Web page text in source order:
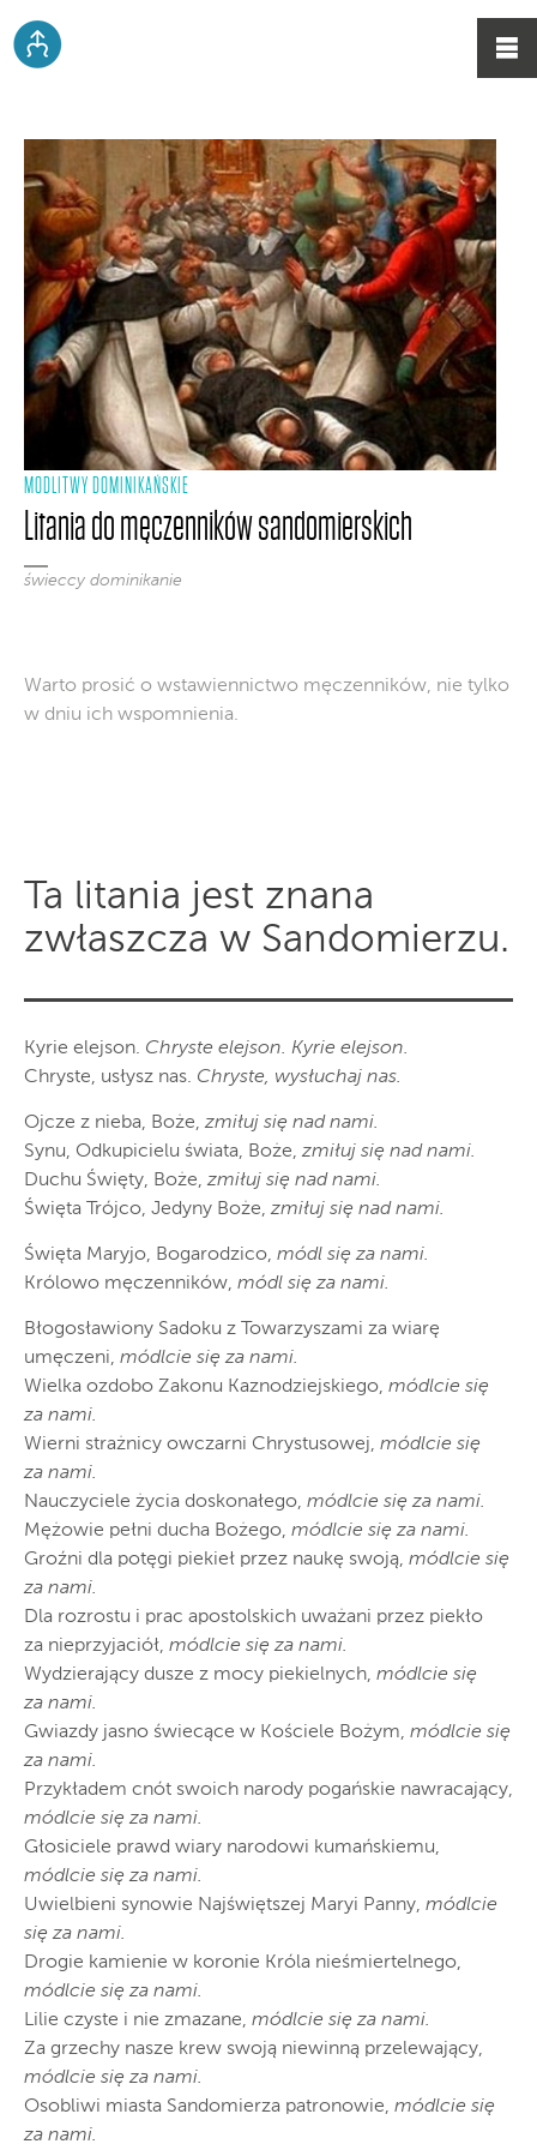
MODLITWY DOMINIKAŃSKIE
Litania do męczenników sandomierskich
świeccy dominikanie
Warto prosić o wstawiennictwo męczenników, nie tylko
w dniu ich wspomnienia.
Ta litania jest znana
zwłaszcza w Sandomierzu.
Kyrie elejson. Chryste elejson. Kyrie elejson.
Chryste, usłysz nas. Chryste, wysłuchaj nas.
Ojcze z nieba, Boże, zmiłuj się nad nami.
Synu, Odkupicielu świata, Boże, zmiłuj się nad nami.
Duchu Święty, Boże, zmiłuj się nad nami.
Święta Trójco, Jedyny Boże, zmiłuj się nad nami.
Święta Maryjo, Bogarodzico, módl się za nami.
Królowo męczenników, módl się za nami.
Błogosławiony Sadoku z Towarzyszami za wiarę
umęczeni, módlcie się za nami.
Wielka ozdobo Zakonu Kaznodziejskiego, módlcie się
za nami.
Wierni strażnicy owczarni Chrystusowej, módlcie się
za nami.
Nauczyciele życia doskonałego, módlcie się za nami.
Mężowie pełni ducha Bożego, módlcie się za nami.
Groźni dla potęgi piekieł przez naukę swoją, módlcie się
za nami.
Dla rozrostu i prac apostolskich uważani przez piekło
za nieprzyjaciół, módlcie się za nami.
Wydzierający dusze z mocy piekielnych, módlcie się
za nami.
Gwiazdy jasno świecące w Kościele Bożym, módlcie się
za nami.
Przykładem cnót swoich narody pogańskie nawracający,
módlcie się za nami.
Głosiciele prawd wiary narodowi kumańskiemu,
módlcie się za nami.
Uwielbieni synowie Najświętszej Maryi Panny, módlcie
się za nami.
Drogie kamienie w koronie Króla nieśmiertelnego,
módlcie się za nami.
Lilie czyste i nie zmazane, módlcie się za nami.
Za grzechy nasze krew swoją niewinną przelewający,
módlcie się za nami.
Osobliwi miasta Sandomierza patronowie, módlcie się
za nami.